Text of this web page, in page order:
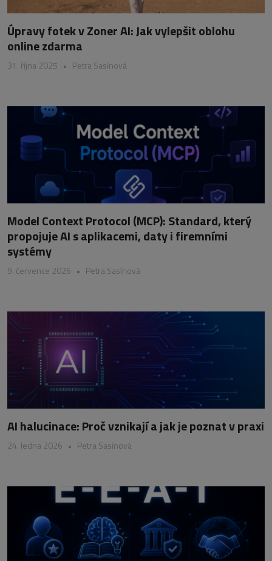
Úpravy fotek v Zoner AI: Jak vylepšit oblohu
online zdarma
31. října 2025 • Petra Sasínová
Model Context Protocol (MCP): Standard, který
propojuje AI s aplikacemi, daty i firemními
systémy
9. července 2026 • Petra Sasínová
AI halucinace: Proč vznikají a jak je poznat v praxi
24. ledna 2026 • Petra Sasínová